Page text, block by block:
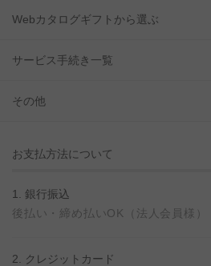
Webカタログギフトから選ぶ
サービス手続き一覧
その他
お支払方法について
1. 銀行振込
後払い・締め払いOK（法人会員様）
2. クレジットカード